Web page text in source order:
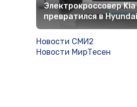
Электрокроссовер
превратился в
Новости СМИ2
Новости МирТесен